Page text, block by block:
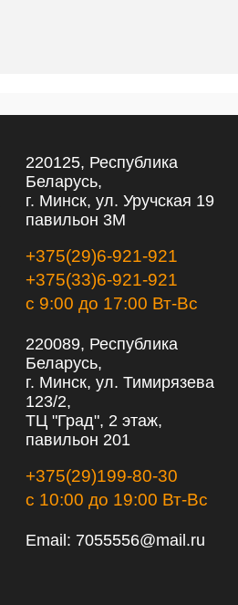
220125, Республика
Беларусь,
г. Минск, ул. Уручская 19
павильон 3М
+375(29)6-921-921
+375(33)6-921-921
с 9:00 до 17:00 Вт-Вс
220089, Республика
Беларусь,
г. Минск, ул. Тимирязева
123/2,
ТЦ "Град", 2 этаж,
павильон 201
+375(29)199-80-30
с 10:00 до 19:00 Вт-Вс
Email: 7055556@mail.ru